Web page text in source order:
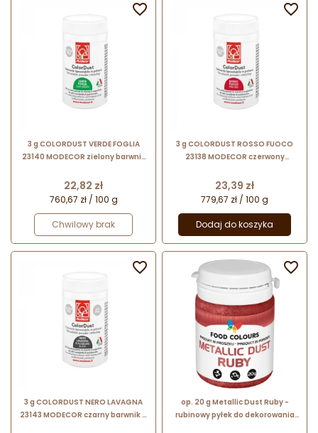
3 g COLORDUST VERDE FOGLIA
23140 MODECOR zielony barwnik
tłuszczu
Cena
22,82 zł
760,67 zł / 100 g
Chwilowy brak

3 g COLORDUST ROSSO FUOCO
23138 MODECOR czerwony
w tłuszczu
Cena
23,39 zł
779,67 zł / 100 g
Dodaj do koszyka

3 g COLORDUST NERO LAVAGNA
23143 MODECOR czarny barwnik w

op. 20 g Metallic Dust Ruby -
rubinowy pyłek do dekorowania
